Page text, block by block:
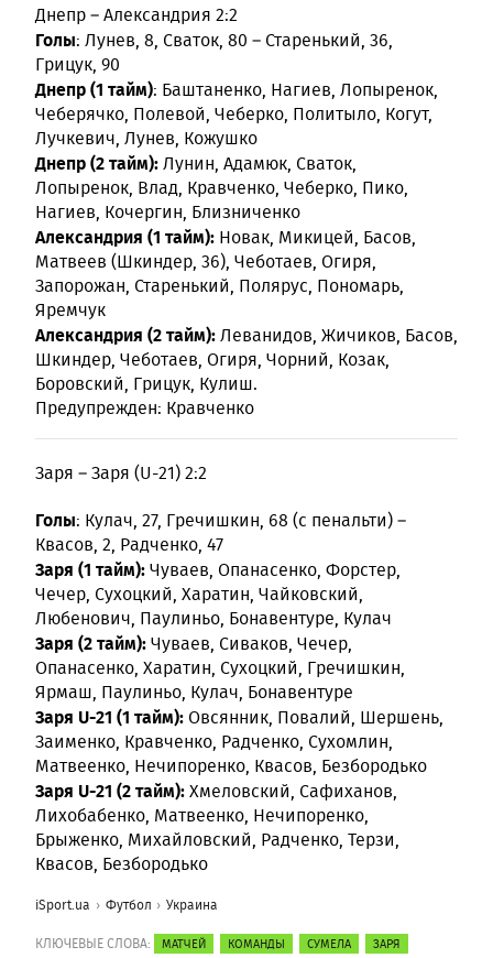
Днепр – Александрия 2:2
Голы: Лунев, 8, Сваток, 80 – Старенький, 36,
Грицук, 90
Днепр (1 тайм): Баштаненко, Нагиев, Лопыренок,
Чеберячко, Полевой, Чеберко, Политыло, Когут,
Лучкевич, Лунев, Кожушко
Днепр (2 тайм):Лунин, Адамюк, Сваток,
Лопыренок, Влад, Кравченко, Чеберко, Пико,
Нагиев, Кочергин, Близниченко
Александрия (1 тайм): Новак, Микицей, Басов,
Матвеев (Шкиндер, 36), Чеботаев, Огиря,
Запорожан, Старенький, Полярус, Пономарь,
Яремчук
Александрия (2 тайм):Леванидов, Жичиков, Басов,
Шкиндер, Чеботаев, Огиря, Чорний, Козак,
Боровский, Грицук, Кулиш.
Предупрежден: Кравченко
Заря – Заря (U-21) 2:2
Голы: Кулач, 27, Гречишкин, 68 (с пенальти) –
Квасов, 2, Радченко, 47
Заря (1 тайм):Чуваев, Опанасенко, Форстер,
Чечер, Сухоцкий, Харатин, Чайковский,
Любенович, Паулиньо, Бонавентуре, Кулач
Заря (2 тайм):Чуваев, Сиваков, Чечер,
Опанасенко, Харатин, Сухоцкий, Гречишкин,
Ярмаш, Паулиньо, Кулач, Бонавентуре
Заря U-21 (1 тайм): Овсянник, Повалий, Шершень,
Заименко, Кравченко, Радченко, Сухомлин,
Матвеенко, Нечипоренко, Квасов, Безбородько
Заря U-21 (2 тайм):Хмеловский, Сафиханов,
Лихобабенко, Матвеенко, Нечипоренко,
Брыженко, Михайловский, Радченко, Терзи,
Квасов, Безбородько
iSport.ua Футбол Украина
КЛЮЧЕВЫЕ СЛОВА: МАТЧЕЙ КОМАНДЫ СУМЕЛА
ЗАРЯ